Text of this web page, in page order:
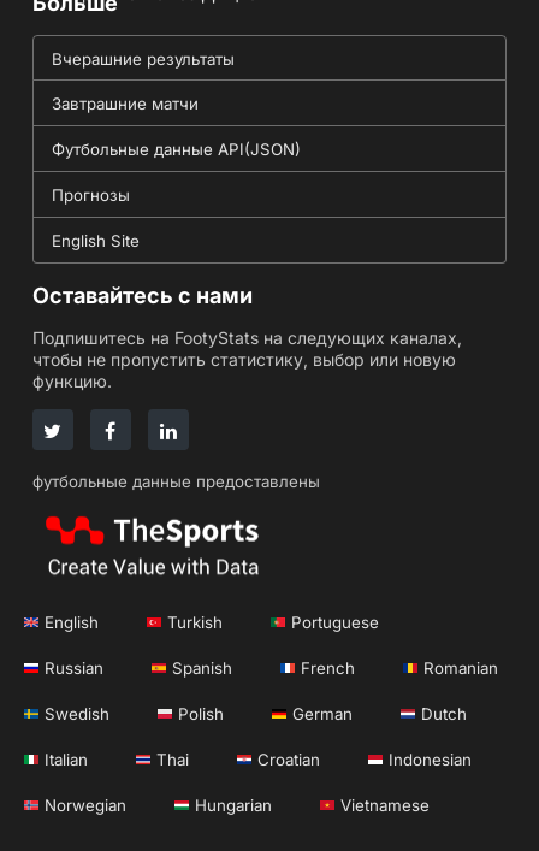
Вчерашние результаты
Завтрашние матчи
Футбольные данные API(JSON)
Прогнозы
English Site
Оставайтесь с нами
Подпишитесь на FootyStats на следующих каналах,
чтобы не пропустить статистику, выбор или новую
функцию.
футбольные данные предоставлены
English Turkish Portuguese
Russian Spanish French Romanian
Swedish Polish German Dutch
Italian Thai Croatian Indonesian
Norwegian Hungarian Vietnamese